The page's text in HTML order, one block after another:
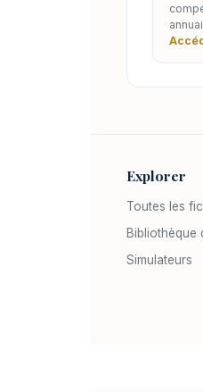
Explorer
Toutes les
Bibliothèque
Simulateurs